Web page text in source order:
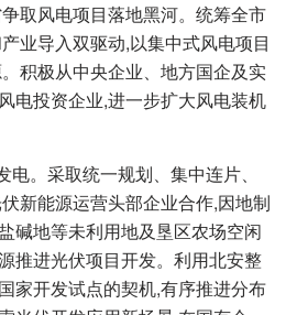
取风电项目落地黑河。统筹全市
业导入双驱动,以集中式风电项目
积极从中央企业、地方国企及实
电投资企业,进一步扩大风电装机
。采取统一规划、集中连片、
新能源运营头部企业合作,因地制
碱地等未利用地及垦区农场空闲
推进光伏项目开发。利用北安整
家开发试点的契机,有序推进分布